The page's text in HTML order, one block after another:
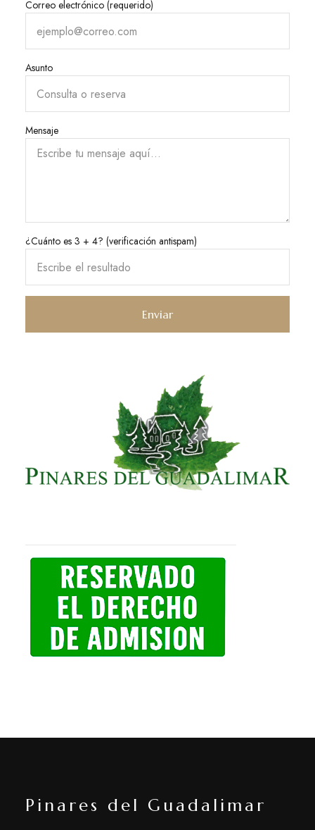
Correo electrónico (requerido)
Asunto
Mensaje
¿Cuánto es 3 + 4? (verificación antispam)
Pinares del Guadalimar